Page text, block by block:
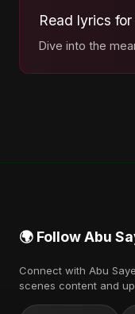
Read lyrics
Dive into the
🌍 Follow Abu
Connect with Abu
scenes content and